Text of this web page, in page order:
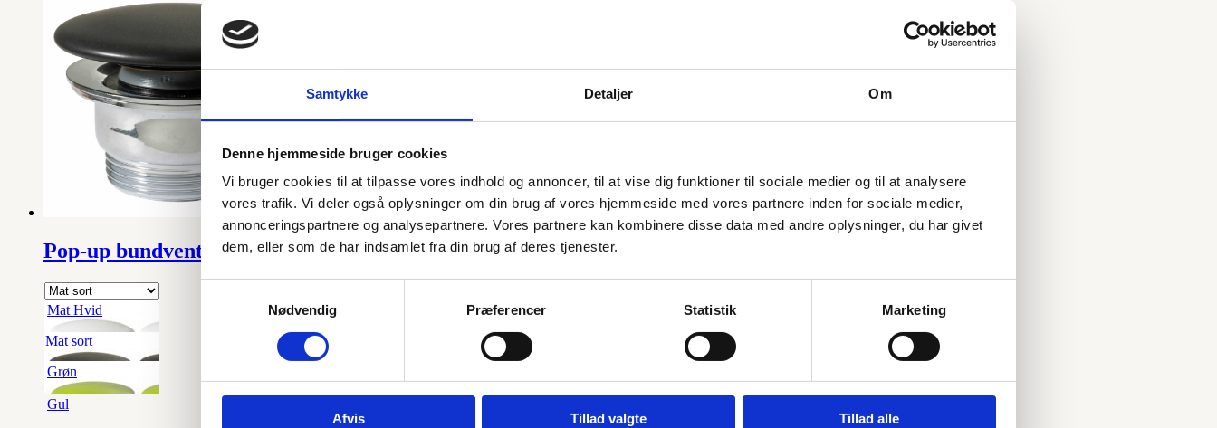
Samtykke Detaljer Om
Denne hjemmeside bruger cookies
Vi bruger cookies til at tilpasse vores indhold og annoncer, til at vise dig funktioner til sociale medier og til at analysere
vores trafik. Vi deler også oplysninger om din brug af vores hjemmeside med vores partnere inden for sociale medier,
annonceringspartnere og analysepartnere. Vores partnere kan kombinere disse data med andre oplysninger, du har givet
dem, eller som de har indsamlet fra din brug af deres tjenester.
Nødvendig
Præferencer Statistik Marketing
Afvis Tillad valgte Tillad alle
Pop-up bundventil med porcelæn top
Mat Hvid
Mat sort
Grøn
Gul